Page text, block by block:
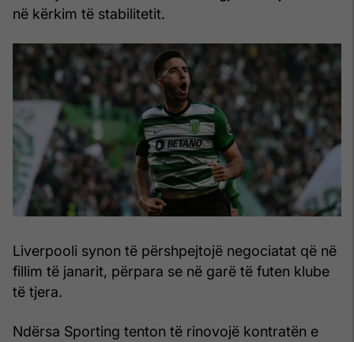
në kërkim të stabilitetit.
Liverpooli synon të përshpejtojë negociatat që në
fillim të janarit, përpara se në garë të futen klube
të tjera.
Ndërsa Sporting tenton të rinovojë kontratën e